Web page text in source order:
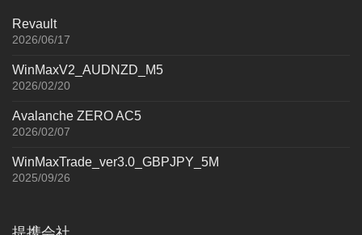
Revault
2026/06/17
WinMaxV2_AUDNZD_M5
2026/02/20
Avalanche ZERO AC5
2026/02/07
WinMaxTrade_ver3.0_GBPJPY_5M
2025/09/26